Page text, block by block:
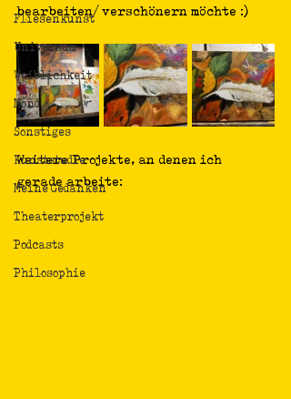
Fliesenkunst
Universum
Weiblichkeit
Mond
Sonstiges
Kunststudie
Meine Gedanken
Theaterprojekt
Podcasts
Philosophie
bearbeiten/ verschönern möchte :)
Weitere Projekte, an denen ich
gerade arbeite: